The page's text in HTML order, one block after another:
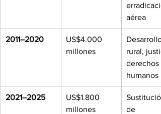
aérea
2011–2020
US$4.000
millones
Desarrollo
rural,
derechos
humanos
2021–2025
US$1.800
millones
de